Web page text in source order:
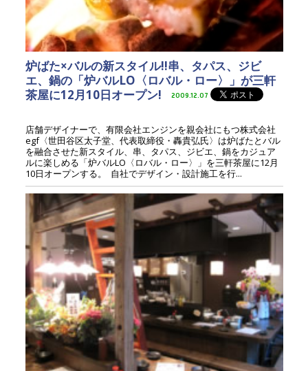
炉ばた×バルの新スタイル!!串、タパス、ジビ
エ、鍋の「炉バルLO〈ロバル・ロー〉」が三軒
茶屋に12月10日オープン!
2009.12.07
店舗デザイナーで、有限会社エンジンを親会社にもつ株式会社
egf〈世田谷区太子堂、代表取締役・轟貴弘氏〉は炉ばたとバル
を融合させた新スタイル、串、タパス、ジビエ、鍋をカジュア
ルに楽しめる「炉バルLO〈ロバル・ロー〉」を三軒茶屋に12月
10日オープンする。 自社でデザイン・設計施工を行...